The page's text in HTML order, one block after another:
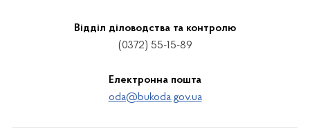
Відділ діловодства та контролю
(0372) 55-15-89
Електронна пошта
oda@bukoda.gov.ua